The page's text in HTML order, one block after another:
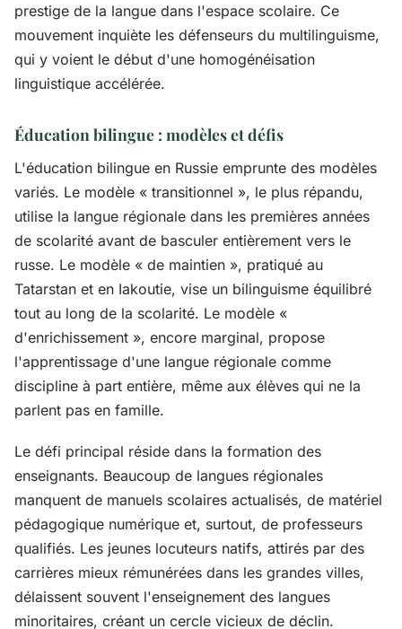
prestige de la langue dans l'espace scolaire. Ce
mouvement inquiète les défenseurs du multilinguisme,
qui y voient le début d'une homogénéisation
linguistique accélérée.
Éducation bilingue : modèles et défis
L'éducation bilingue en Russie emprunte des modèles
variés. Le modèle « transitionnel », le plus répandu,
utilise la langue régionale dans les premières années
de scolarité avant de basculer entièrement vers le
russe. Le modèle « de maintien », pratiqué au
Tatarstan et en Iakoutie, vise un bilinguisme équilibré
tout au long de la scolarité. Le modèle «
d'enrichissement », encore marginal, propose
l'apprentissage d'une langue régionale comme
discipline à part entière, même aux élèves qui ne la
parlent pas en famille.
Le défi principal réside dans la formation des
enseignants. Beaucoup de langues régionales
manquent de manuels scolaires actualisés, de matériel
pédagogique numérique et, surtout, de professeurs
qualifiés. Les jeunes locuteurs natifs, attirés par des
carrières mieux rémunérées dans les grandes villes,
délaissent souvent l'enseignement des langues
minoritaires, créant un cercle vicieux de déclin.